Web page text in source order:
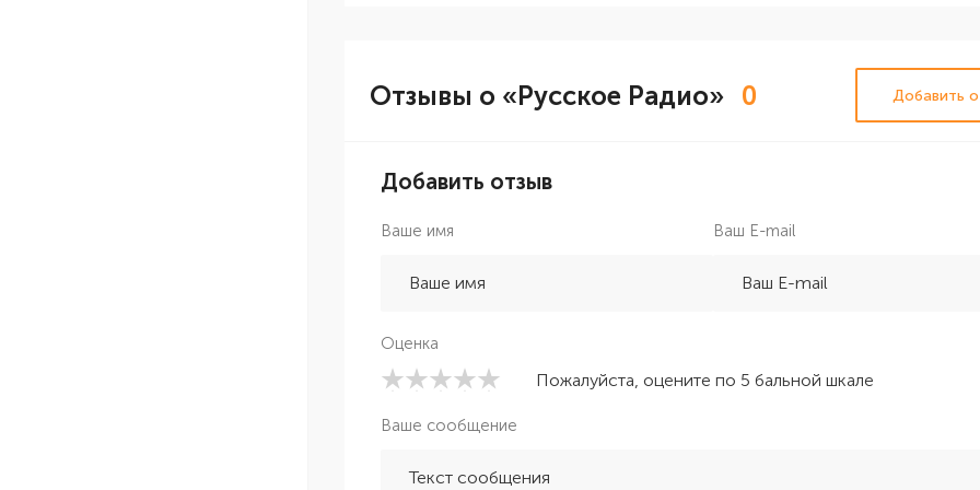
Отзывы о «Русское Радио» 0 Добавить
Добавить отзыв
Ваше имя Ваш E-mail
Оценка
Пожалуйста, оцените по 5 бальной шкале
Ваше сообщение